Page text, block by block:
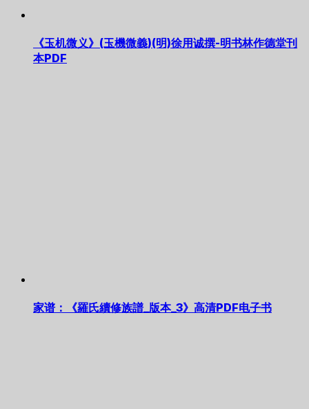
《玉机微义》(玉機微義)(明)徐用诚撰-明书林作德堂刊
本PDF
家谱：《羅氏續修族譜_版本_3》高清PDF电子书